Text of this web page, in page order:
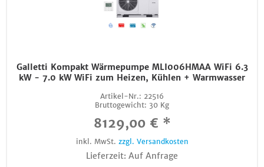
Galletti Kompakt Wärmepumpe MLI006HMAA WiFi 6.3
kW - 7.0 kW WiFi zum Heizen, Kühlen + Warmwasser
Artikel-Nr.: 22516
Bruttogewicht: 30 Kg
8129,00 € *
inkl. MwSt. zzgl. Versandkosten
Lieferzeit: Auf Anfrage